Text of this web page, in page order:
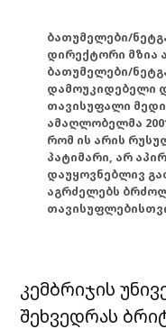
ბათუმელები/
დირექტორი მზია
ბათუმელები/
დამოუკიდებელი
თავისუფალი
ამაღლობელმა
რომ ის არის
პატიმარი, არ
დაუყოვნებლივ
აგრძელებს
კემბრიჯის
შეხვედრას